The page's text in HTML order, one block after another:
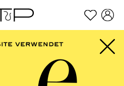
Zum Footer springen